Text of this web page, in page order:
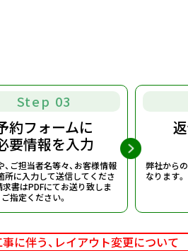
Step 03
約フォームに
要情報を入力
、ご担当者名等々、お客様情報
所に入力して送信してくださ
求書はPDFにてお送り致しま
ご指定ください。
弊社から
なります。
に伴う、 レイアウト変更について